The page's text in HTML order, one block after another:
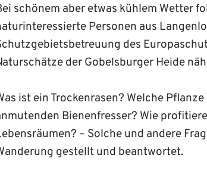
schönem aber etwas kühlem Wetter
Personen aus
des
der Gobelsburger Heide
ist ein Trockenrasen? Welche
Bienenfresser? Wie
– Solche und andere
gestellt und beantwortet.